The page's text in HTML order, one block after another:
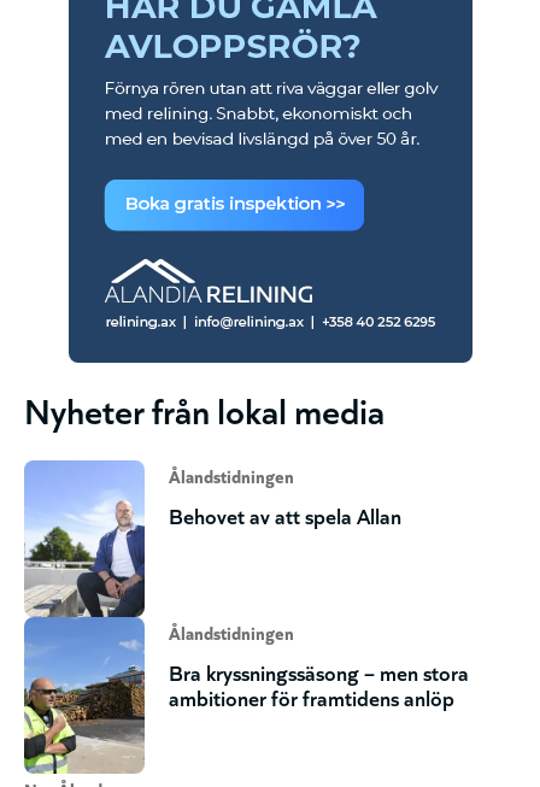
Nyheter från lokal media
Ålandstidningen
Behovet av att spela Allan
Ålandstidningen
Bra kryssningssäsong – men stora
ambitioner för framtidens anlöp